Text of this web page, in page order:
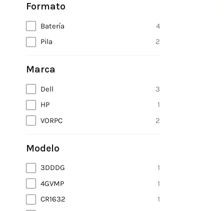
Formato
Batería
4
Pila
2
Marca
Dell
3
HP
1
VORPC
2
Modelo
3DDDG
1
4GVMP
1
CR1632
1